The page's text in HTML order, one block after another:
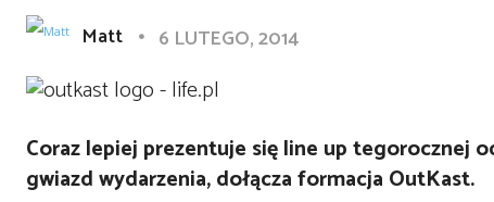
Matt 6 LUTEGO, 2014
Coraz lepiej prezentuje się line up tegorocznej
gwiazd wydarzenia, dołącza formacja OutKast.